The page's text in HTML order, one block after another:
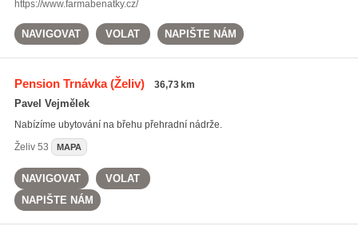
https://www.farmabenatky.cz/
NAVIGOVAT VOLAT NAPIŠTE NÁM
Pension Trnávka(Želiv) 36,73 km
Pavel Vejmělek
Nabízíme ubytování na břehu přehradní nádrže.
Želiv53 MAPA
NAVIGOVAT
VOLAT
NAPIŠTE NÁM